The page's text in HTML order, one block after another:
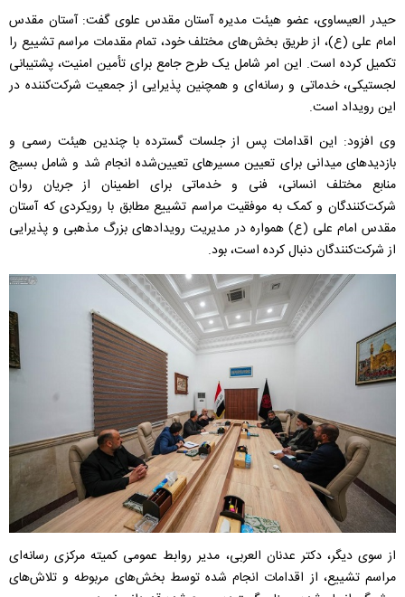
حیدر العیساوی، عضو هیئت مدیره آستان مقدس علوی گفت: آستان مقدس
امام علی (ع)، از طریق بخش‌های مختلف خود، تمام مقدمات مراسم تشییع را
تکمیل کرده است. این امر شامل یک طرح جامع برای تأمین امنیت، پشتیبانی
لجستیکی، خدماتی و رسانه‌ای و همچنین پذیرایی از جمعیت شرکت‌کننده در
این رویداد است.
وی افزود: این اقدامات پس از جلسات گسترده با چندین هیئت رسمی و
بازدیدهای میدانی برای تعیین مسیرهای تعیین‌شده انجام شد و شامل بسیج
منابع مختلف انسانی، فنی و خدماتی برای اطمینان از جریان روان
شرکت‌کنندگان و کمک به موفقیت مراسم تشییع مطابق با رویکردی که آستان
مقدس امام علی (ع) همواره در مدیریت رویدادهای بزرگ مذهبی و پذیرایی
از شرکت‌کنندگان دنبال کرده است، بود.
از سوی دیگر، دکتر عدنان العربی، مدیر روابط عمومی کمیته مرکزی رسانه‌ای
مراسم تشییع، از اقدامات انجام شده توسط بخش‌های مربوطه و تلاش‌های